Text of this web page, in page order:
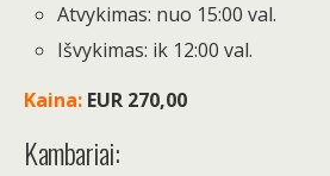
Atvykimas: nuo 15:00 val.
Išvykimas: ik 12:00 val.
Kaina: EUR 270,00
Kambariai: